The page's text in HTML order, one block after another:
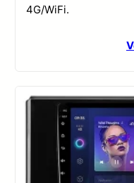
4G/WiFi.